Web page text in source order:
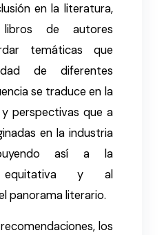
en la literatura,
de autores
temáticas que
de diferentes
se traduce en la
perspectivas que a
en la industria
así a la
equitativa y al
panorama literario.
los